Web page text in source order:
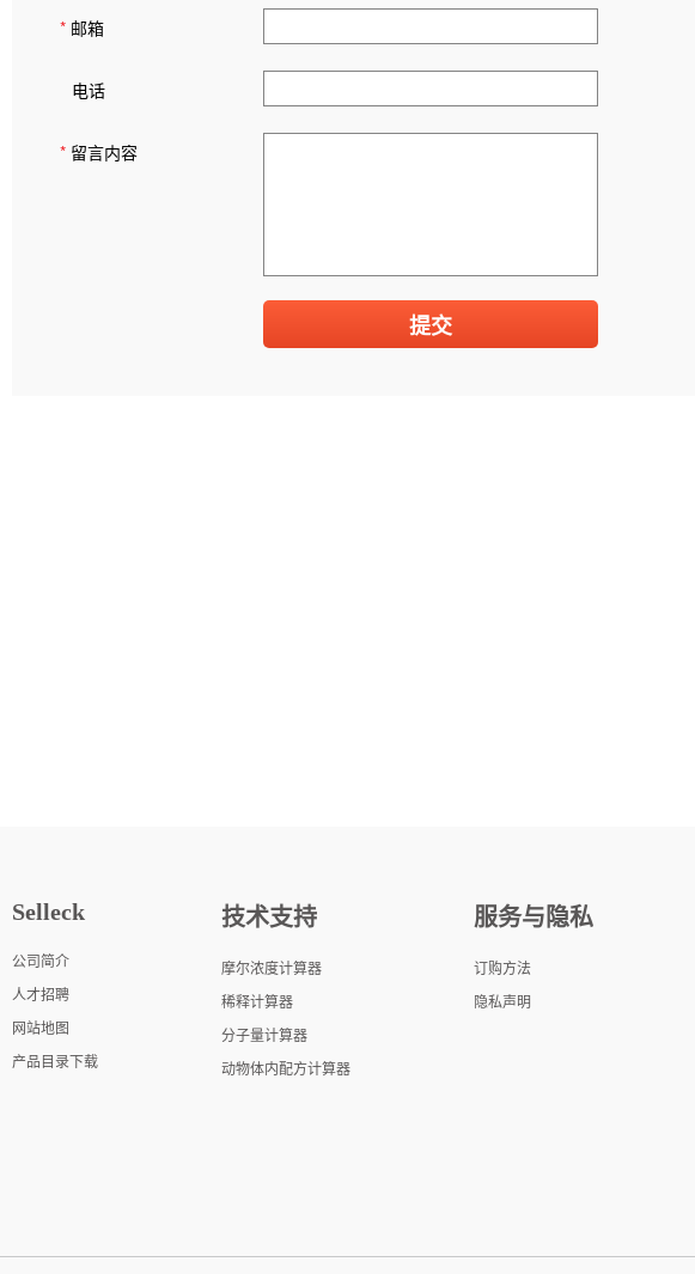
* 邮箱
电话
* 留言内容
Selleck
公司简介
人才招聘
网站地图
产品目录下载
技术支持
摩尔浓度计算器
稀释计算器
分子量计算器
动物体内配方计算器
服务与隐私
订购方法
隐私声明